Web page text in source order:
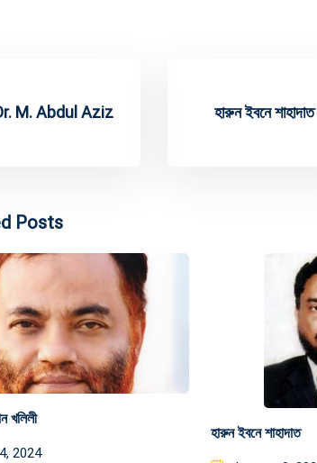
M. Abdul Aziz হারুন ইবনে শাহাদাত
Posts
খলিলী
2024
হারুন ইবনে শাহাদাত